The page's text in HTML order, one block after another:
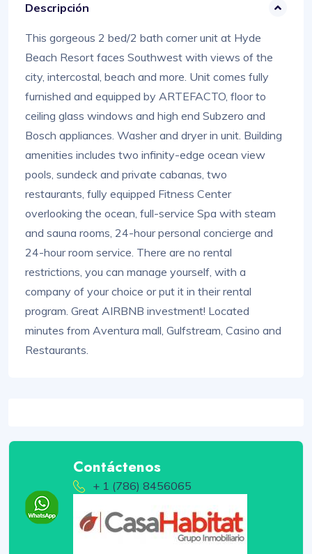
Descripción
This gorgeous 2 bed/2 bath corner unit at Hyde
Beach Resort faces Southwest with views of the
city, intercostal, beach and more. Unit comes fully
furnished and equipped by ARTEFACTO, floor to
ceiling glass windows and high end Subzero and
Bosch appliances. Washer and dryer in unit. Building
amenities includes two infinity-edge ocean view
pools, sundeck and private cabanas, two
restaurants, fully equipped Fitness Center
overlooking the ocean, full-service Spa with steam
and sauna rooms, 24-hour personal concierge and
24-hour room service. There are no rental
restrictions, you can manage yourself, with a
company of your choice or put it in their rental
program. Great AIRBNB investment! Located
minutes from Aventura mall, Gulfstream, Casino and
Restaurants.
Contáctenos
+ 1 (786) 8456065